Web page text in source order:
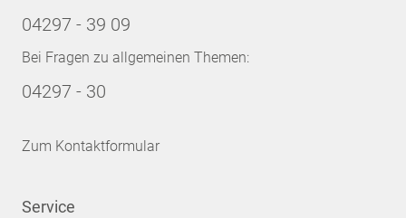
04297 - 39 09
Bei Fragen zu allgemeinen Themen:
04297 - 30
Zum Kontaktformular
Service